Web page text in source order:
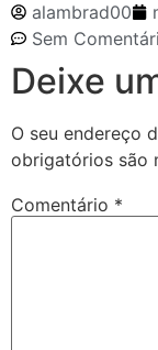
alambrad00
Sem
Deixe
O seu endereço
obrigatórios são
Comentário *